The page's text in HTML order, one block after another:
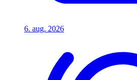
6. aug. 2026